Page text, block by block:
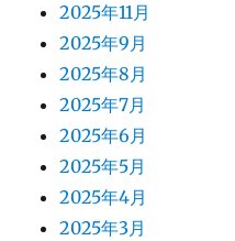
2025年11月
2025年9月
2025年8月
2025年7月
2025年6月
2025年5月
2025年4月
2025年3月